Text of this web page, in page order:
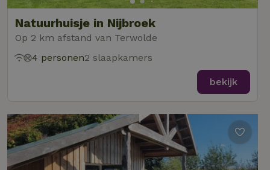
Natuurhuisje in Nijbroek
Op 2 km afstand van Terwolde
4 personen2 slaapkamers
bekijk